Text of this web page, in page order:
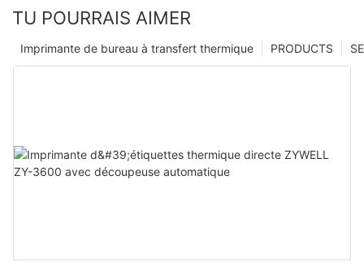
TU POURRAIS AIMER
PRODUCTS
Imprimante de bureau à transfert thermique